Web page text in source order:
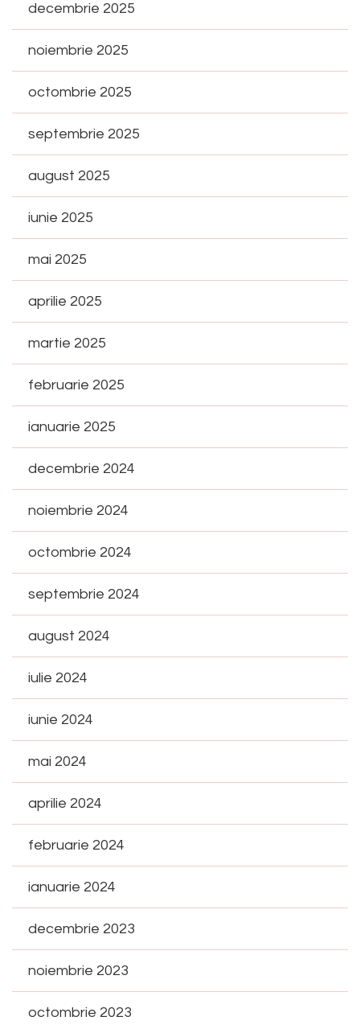
decembrie 2025
noiembrie 2025
octombrie 2025
septembrie 2025
august 2025
iunie 2025
mai 2025
aprilie 2025
martie 2025
februarie 2025
ianuarie 2025
decembrie 2024
noiembrie 2024
octombrie 2024
septembrie 2024
august 2024
iulie 2024
iunie 2024
mai 2024
aprilie 2024
februarie 2024
ianuarie 2024
decembrie 2023
noiembrie 2023
octombrie 2023